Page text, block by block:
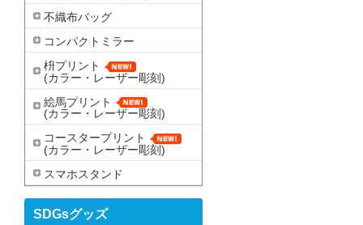
不織布バッグ
コンパクトミラー
枡プリント
(カラー・レーザー彫刻)
絵馬プリント
(カラー・レーザー彫刻)
コースタープリント
(カラー・レーザー彫刻)
スマホスタンド
SDGsグッズ